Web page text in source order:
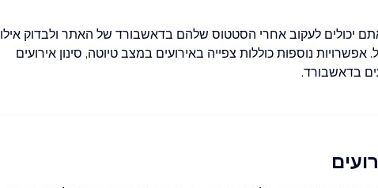
יכולים לעקוב אחרי הסטטוס שלהם בדאשבורד של האתר ולבדוק אילו
נוספות כוללות צפייה באירועים במצב טיוטה, סינון אירועים
בדאשבורד.